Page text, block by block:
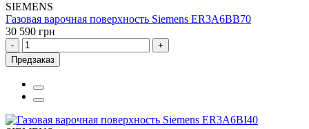
SIEMENS
Газовая варочная поверхность Siemens ER3A6BB70
30 590 грн
-
+
Предзаказ